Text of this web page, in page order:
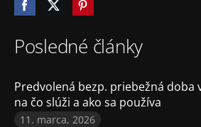
Posledné články
Predvolená bezp. priebežná doba
na čo slúži a ako sa používa
11. marca, 2026